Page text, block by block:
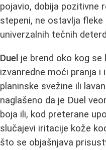
pojavio, dobija pozitivne
stepeni, ne ostavlja
univerzalnih tečnih
Duel je brend oko kog se
izvanredne moći pranja
planinske svežine ili
naglašeno da je Duel
boja ili, kod preterane
slučajevi iritacije kože
što se objašnjava